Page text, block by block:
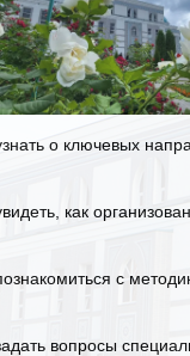
о ключевых
как
с
вопросы